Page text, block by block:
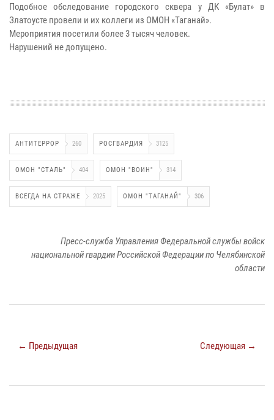
Подобное обследование городского сквера у ДК «Булат» в
Златоусте провели и их коллеги из ОМОН «Таганай».
Мероприятия посетили более 3 тысяч человек.
Нарушений не допущено.
АНТИТЕРРОР 260 РОСГВАРДИЯ 3125
ОМОН "СТАЛЬ" 404 ОМОН "ВОИН" 314
ВСЕГДА НА СТРАЖЕ 2025 ОМОН "ТАГАНАЙ" 306
Пресс-служба Управления Федеральной службы войск
национальной гвардии Российской Федерации по Челябинской
области
← Предыдущая Следующая →